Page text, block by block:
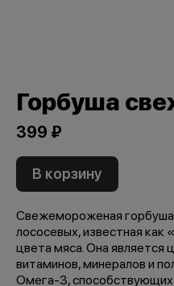
Горбуша
399 ₽
В корзину
Свежемороженая
лососевых, известная как
цвета мяса. Она является
витаминов, минералов и
Омега-3,